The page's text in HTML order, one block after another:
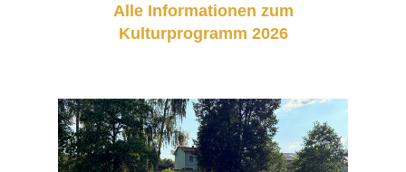
Alle Informationen zum
Kulturprogramm 2026